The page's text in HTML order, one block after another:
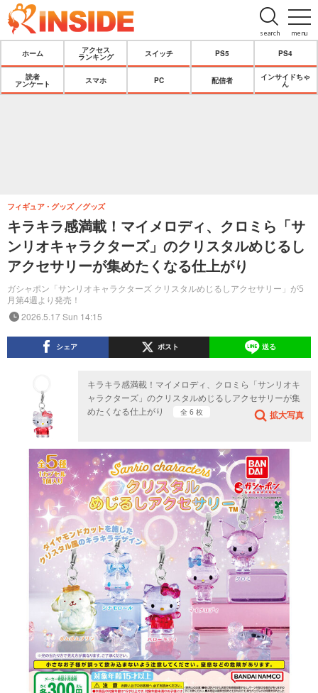
menu
search
ホーム
アクセス
ランキング
スイッチ PS5 PS4
読者
アンケート
スマホ PC 配信者
インサイドちゃ
ん
キラキラ感満載！マイメロディ、クロミら「サ
ンリオキャラクターズ」のクリスタルめじるし
アクセサリーが集めたくなる仕上がり
ガシャポン「サンリオキャラクターズ クリスタルめじるしアクセサリー」が5
月第4週より発売！
フィギュア・グッズ グッズ
2026.5.17 Sun 14:15
シェア ポスト 送る
キラキラ感満載！マイメロディ、クロミら「サンリオキ
ャラクターズ」のクリスタルめじるしアクセサリーが集
めたくなる仕上がり
全 6 枚 拡大写真